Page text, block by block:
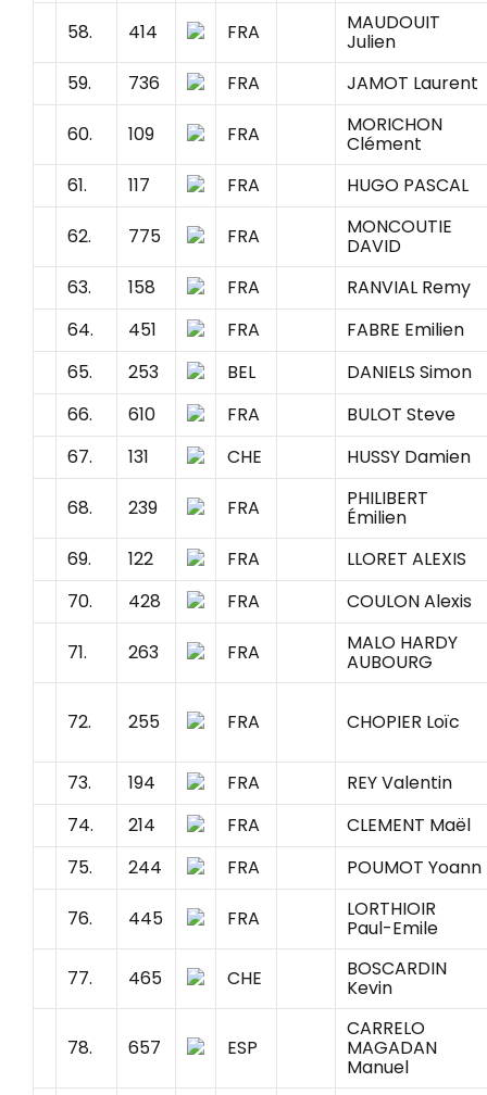
58. 414 FRA MAUDOUIT
Julien
59.
736 FRA JAMOT Laurent
60. 109 FRA MORICHON
Clément
61.
117 FRA HUGO PASCAL
62. 775 FRA MONCOUTIE
DAVID
63.
158 FRA
RANVIAL Remy
64.
451 FRA
FABRE Emilien
65.
253 BEL
DANIELS Simon
66.
610 FRA
BULOT Steve
67.
131 CHE HUSSY Damien
68. 239 FRA PHILIBERT
Émilien
69.
122 FRA
LLORET ALEXIS
70.
428 FRA COULON Alexis
71. 263 FRA MALO HARDY
AUBOURG
72. 255 FRA CHOPIER Loïc
73. 194 FRA
REY Valentin
74.
214 FRA
CLEMENT Maël
75.
244 FRA POUMOT Yoann
76. 445 FRA LORTHIOIR
Paul-Emile
77.
465 CHE BOSCARDIN
Kevin
78. 657 ESP
CARRELO
MAGADAN
Manuel